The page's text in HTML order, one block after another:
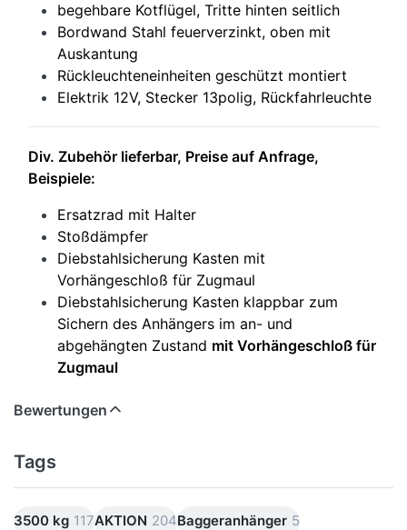
begehbare Kotflügel, Tritte hinten seitlich
Bordwand Stahl feuerverzinkt, oben mit
Auskantung
Rückleuchteneinheiten geschützt montiert
Elektrik 12V, Stecker 13polig, Rückfahrleuchte
Div. Zubehör lieferbar, Preise auf Anfrage,
Beispiele:
Ersatzrad mit Halter
Stoßdämpfer
Diebstahlsicherung Kasten mit
Vorhängeschloß für Zugmaul
Diebstahlsicherung Kasten klappbar zum
Sichern des Anhängers im an- und
abgehängten Zustand mit Vorhängeschloß für
Zugmaul
Bewertungen
Tags
3500 kg 117AKTION 204Baggeranhänger 5